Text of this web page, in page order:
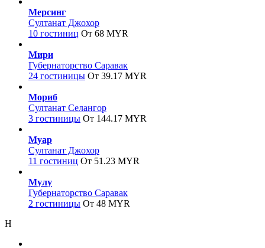
Мерсинг
Султанат Джохор
10 гостиниц От 68 MYR
Мири
Губернаторство Саравак
24 гостиницы От 39.17 MYR
Мориб
Султанат Селангор
3 гостиницы От 144.17 MYR
Муар
Султанат Джохор
11 гостиниц От 51.23 MYR
Мулу
Губернаторство Саравак
2 гостиницы От 48 MYR
Н